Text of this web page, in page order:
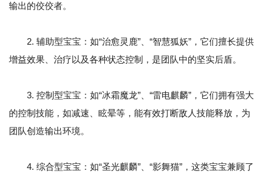
输出的佼佼者。
2. 辅助型宝宝：如“治愈灵鹿”、“智慧狐妖”，它们擅长提供
增益效果、治疗以及各种状态控制，是团队中的坚实后盾。
3. 控制型宝宝：如“冰霜魔龙”、“雷电麒麟”，它们拥有强大
的控制技能，如减速、眩晕等，能有效打断敌人技能释放，为
团队创造输出环境。
4. 综合型宝宝：如“圣光麒麟”、“影舞猫”，这类宝宝兼顾了